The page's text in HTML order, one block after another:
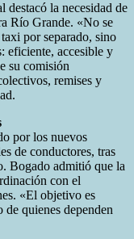
destacó la necesidad de
Río Grande. «No se
por separado, sino
eficiente, accesible y
su comisión
remises y
por los nuevos
de conductores, tras
Bogado admitió que la
con el
«El objetivo es
quienes dependen